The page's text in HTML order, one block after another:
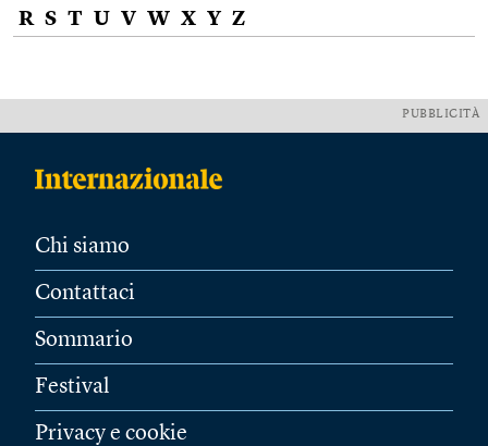
R S T U V W X Y Z
PUBBLICITÀ
Chi siamo
Contattaci
Sommario
Festival
Privacy e cookie